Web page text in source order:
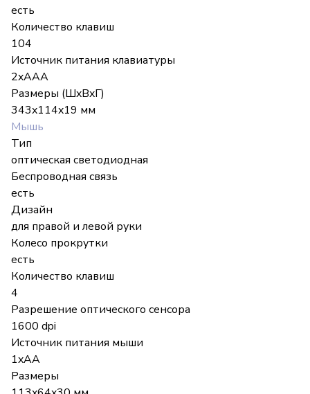
есть
Количество клавиш
104
Источник питания клавиатуры
2xAAA
Размеры (ШxВxГ)
343x114x19 мм
Мышь
Тип
оптическая светодиодная
Беспроводная связь
есть
Дизайн
для правой и левой руки
Колесо прокрутки
есть
Количество клавиш
4
Разрешение оптического сенсора
1600 dpi
Источник питания мыши
1xAA
Размеры